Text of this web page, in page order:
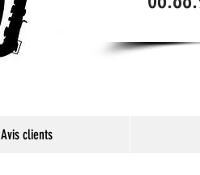
Avis clients